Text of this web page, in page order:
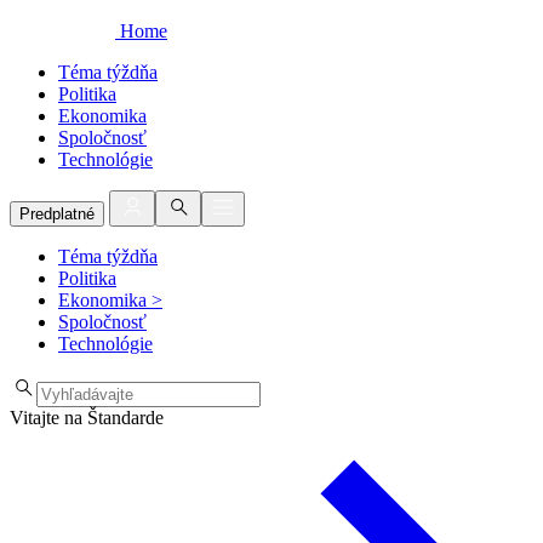
Home
Téma týždňa
Politika
Ekonomika
Spoločnosť
Technológie
Predplatné
Téma týždňa
Politika
Ekonomika >
Spoločnosť
Technológie
Vitajte na Štandarde